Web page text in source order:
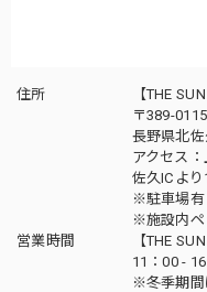
住所
【THE
〒389-0115
長野県北
アクセス
佐久ICよ
※駐車場有
※施設内ペ
営業時間
【THE
11：00 -
※冬季期間